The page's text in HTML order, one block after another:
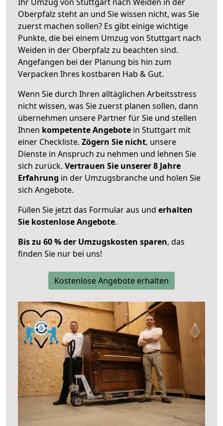
Oberpfalz steht an und Sie wissen nicht, was Sie
zuerst machen sollen? Es gibt einige wichtige
Punkte, die bei einem Umzug von Stuttgart nach
Weiden in der Oberpfalz zu beachten sind.
Angefangen bei der Planung bis hin zum
Verpacken Ihres kostbaren Hab & Gut.
Wenn Sie durch Ihren alltäglichen Arbeitsstress
nicht wissen, was Sie zuerst planen sollen, dann
übernehmen unsere Partner für Sie und stellen
Ihnen kompetente Angebote in Stuttgart mit
einer Checkliste. Zögern Sie nicht, unsere
Dienste in Anspruch zu nehmen und lehnen Sie
sich zurück. Vertrauen Sie unserer 8 Jahre
Erfahrung in der Umzugsbranche und holen Sie
sich Angebote.
Füllen Sie jetzt das Formular aus und erhalten
Sie kostenlose Angebote.
Bis zu 60 % der Umzugskosten sparen, das
finden Sie nur bei uns!
Kostenlose Angebote erhalten